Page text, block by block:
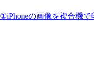
①iPhoneの画像を複合機で